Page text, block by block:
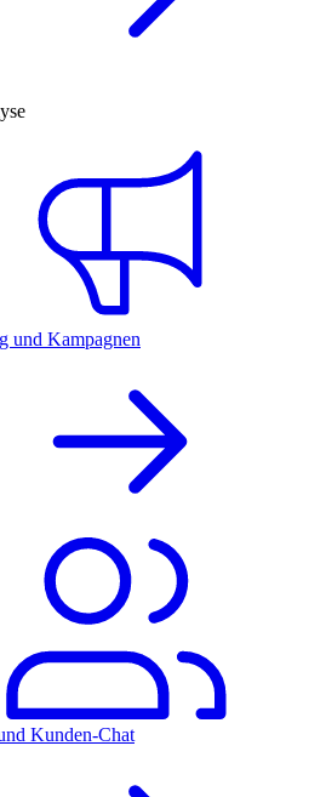
und Kampagnen
Kunden-Chat